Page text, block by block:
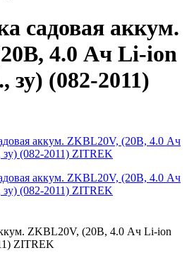
садовая аккум.
4.0 Ач Li-ion
зу) (082-2011)
ZKBL20V, (20В, 4.0 Ач Li-ion
ZITREK